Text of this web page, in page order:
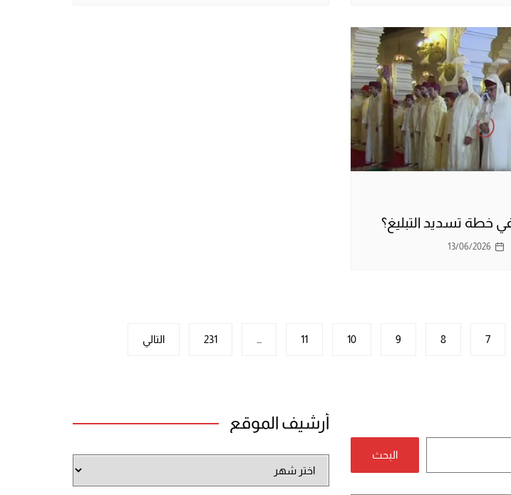
خطة تسديد التبليغ؟
13/06/2026
7
8
9
10
11
231 التالي
البحث
أرشيف الموقع
الموقع